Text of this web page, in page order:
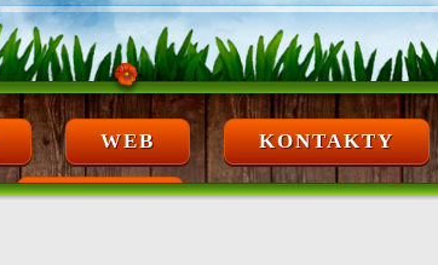
WEB KONTAKTY
ARCHÍV